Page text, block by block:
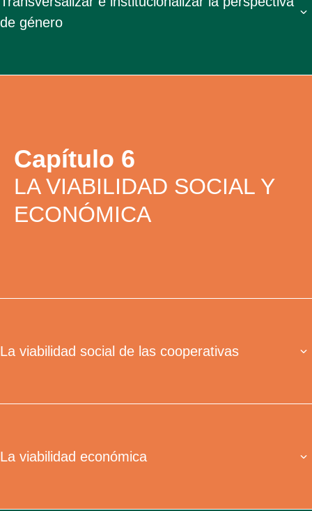
de género
Capítulo 6
LA VIABILIDAD SOCIAL Y
ECONÓMICA
La viabilidad social de las cooperativas
La viabilidad económica